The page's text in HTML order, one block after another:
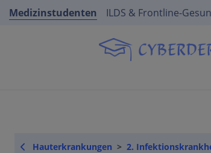
Medizinstudenten ILDS & Frontline-
Hauterkrankungen 2.